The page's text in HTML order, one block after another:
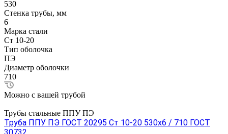
530
Стенка трубы, мм
6
Марка стали
Ст 10-20
Тип оболочка
ПЭ
Диаметр оболочки
710
Можно с вашей трубой
Трубы стальные ППУ ПЭ
Труба ППУ ПЭ ГОСТ 20295 Ст 10-20 530x6 / 710 ГОСТ